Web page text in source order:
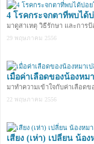
4 โรคกระจกตาที่พบได้
มาดูสาเหตุ วิธีรักษา และการ
29 พฤษภาคม 2556
เมื่อค่าเลือดของน้องหม
มาทำความเข้าใจกับค่าเลือด
22 พฤษภาคม 2556
เสียง (เห่า) เปลี่ยน น้อ